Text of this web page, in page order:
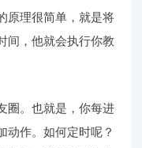
原理很简单，就是将
间，他就会执行你教
圈。也就是，你每进
动作。如何定时呢？